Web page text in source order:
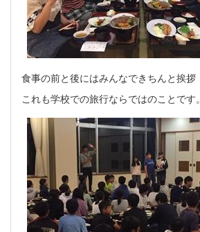
食事の前と後にはみんなできちんと挨拶
これも学校での旅行ならではのことです。